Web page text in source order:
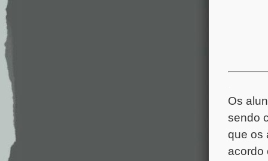
Os
sendo
que os
acordo